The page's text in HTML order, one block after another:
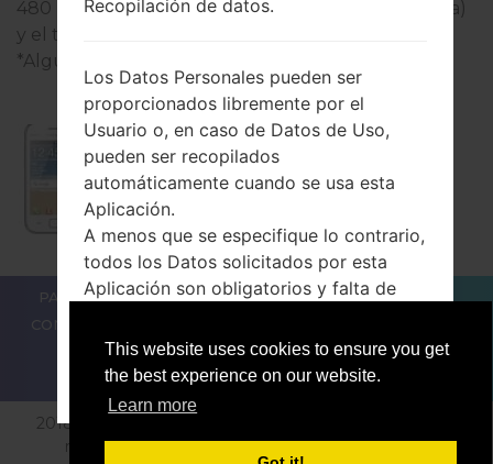
This website uses cookies to ensure you get
the best experience on our website.
Learn more
480 píxeles (~176 densidad de píxeles por pulgada)
y el tipo de pantalla TFT pantalla tactil capacitiva.
*Algunos datos pueden diferir.
Samsung GT-S6352
PARA LOS BLOGGERS LAS NOTÍCIAS
COMPARAR
CONTACTOS
2018-2026 © sfirmware.com |Todos los derechos están
reservados.PrivacidadAlimentado por:Etnosoft
Recopilación de datos.
Los Datos Personales pueden ser
proporcionados libremente por el
Usuario o, en caso de Datos de Uso,
pueden ser recopilados
automáticamente cuando se usa esta
Aplicación.
A menos que se especifique lo contrario,
todos los Datos solicitados por esta
Aplicación son obligatorios y falta de
imposibilitar prestación de servicios. En
casos en los que esta Aplicación declara
específicamente que algunos Datos no
son obligatorios, los Usuarios pueden no
comunicar estos Datos sin
ACCEPT GET ME OUT OF HERE